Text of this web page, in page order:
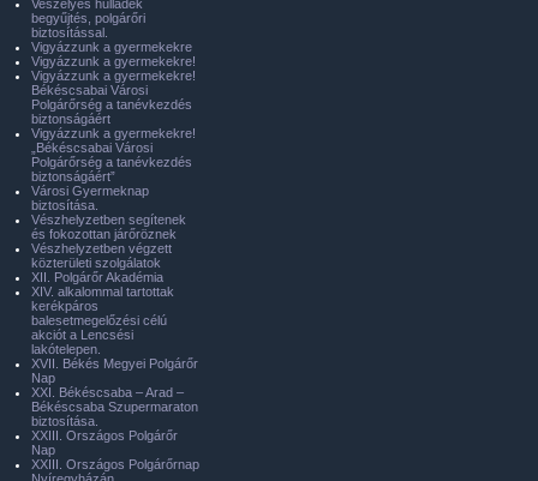
Veszélyes hulladék
begyűjtés, polgárőri
biztosítással.
Vigyázzunk a gyermekekre
Vigyázzunk a gyermekekre!
Vigyázzunk a gyermekekre!
Békéscsabai Városi
Polgárőrség a tanévkezdés
biztonságáért
Vigyázzunk a gyermekekre!
„Békéscsabai Városi
Polgárőrség a tanévkezdés
biztonságáért”
Városi Gyermeknap
biztosítása.
Vészhelyzetben segítenek
és fokozottan járőröznek
Vészhelyzetben végzett
közterületi szolgálatok
XII. Polgárőr Akadémia
XIV. alkalommal tartottak
kerékpáros
balesetmegelőzési célú
akciót a Lencsési
lakótelepen.
XVII. Békés Megyei Polgárőr
Nap
XXI. Békéscsaba – Arad –
Békéscsaba Szupermaraton
biztosítása.
XXIII. Országos Polgárőr
Nap
XXIII. Országos Polgárőrnap